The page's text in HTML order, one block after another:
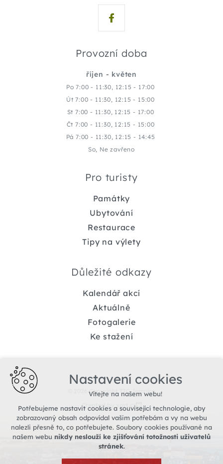
Provozní doba
říjen - květen
Po 7:00 - 11:30, 12:15 - 17:00
Út 7:00 - 11:30, 12:15 - 15:00
St 7:00 - 11:30, 12:15 - 17:00
Čt 7:00 - 11:30, 12:15 - 15:00
Pá 7:00 - 11:30, 12:15 - 14:45
So, Ne zavřeno
Pro turisty
Památky
Ubytování
Restaurace
Tipy na výlety
Důležité odkazy
Kalendář akcí
Aktuálně
Fotogalerie
Ke stažení
© 2026 Copyright TIC Jemnice
Created by xart.cz
Nastavení cookies
Vítejte na našem webu!
Potřebujeme nastavit cookies a související technologie, aby
zobrazovaný obsah odpovídal vašim potřebám a vy na webu
nalezli přesně to, co potřebujete. Soubory cookies používané na
našem webu nikdy neslouží ke zjišťování totožnosti uživatelů
stránek.